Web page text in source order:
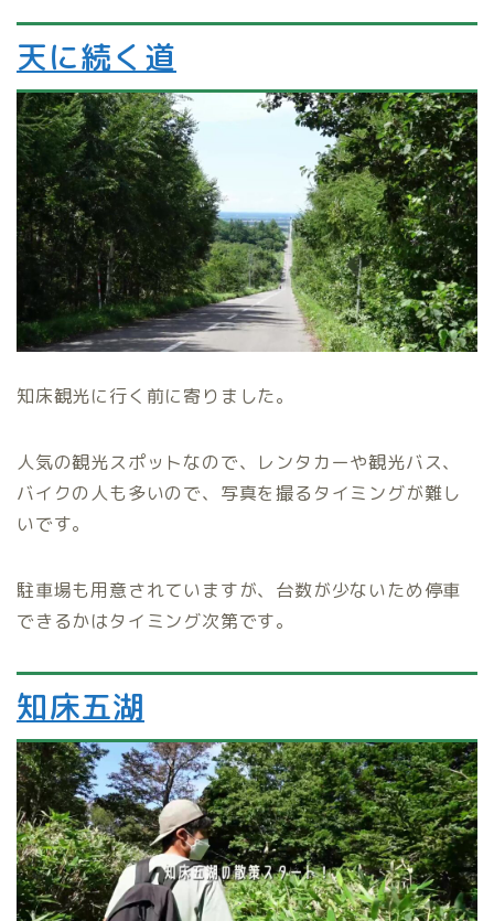
天に続く道
知床観光に行く前に寄りました。
人気の観光スポットなので、レンタカーや観光バス、
バイクの人も多いので、写真を撮るタイミングが難し
いです。
駐車場も用意されていますが、台数が少ないため停車
できるかはタイミング次第です。
知床五湖